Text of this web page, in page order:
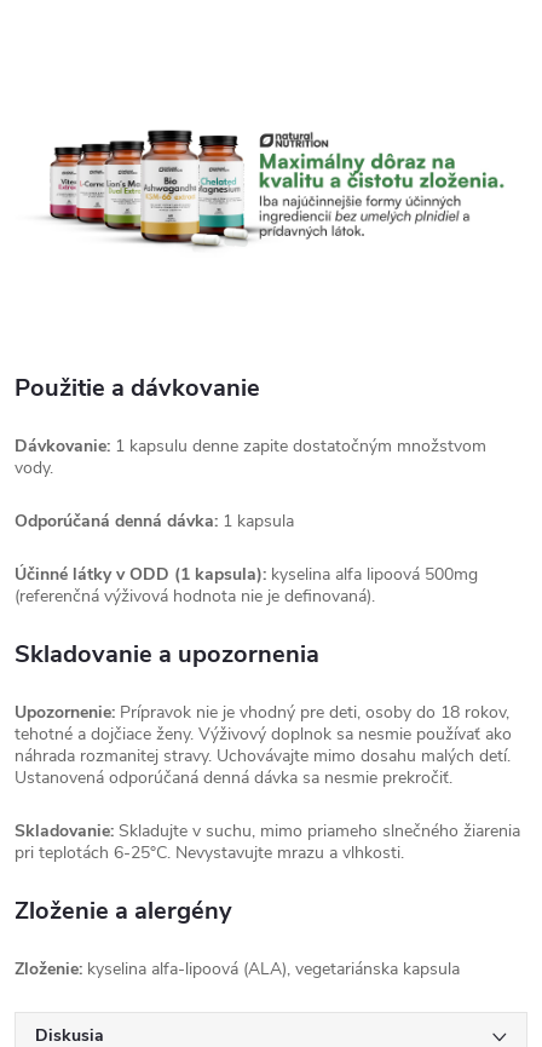
Použitie a dávkovanie
Dávkovanie: 1 kapsulu denne zapite dostatočným množstvom
vody.
Odporúčaná denná dávka: 1 kapsula
Účinné látky v ODD (1 kapsula): kyselina alfa lipoová 500mg
(referenčná výživová hodnota nie je definovaná).
Skladovanie a upozornenia
Upozornenie: Prípravok nie je vhodný pre deti, osoby do 18 rokov,
tehotné a dojčiace ženy. Výživový doplnok sa nesmie používať ako
náhrada rozmanitej stravy. Uchovávajte mimo dosahu malých detí.
Ustanovená odporúčaná denná dávka sa nesmie prekročiť.
Skladovanie: Skladujte v suchu, mimo priameho slnečného žiarenia
pri teplotách 6-25°C. Nevystavujte mrazu a vlhkosti.
Zloženie a alergény
Zloženie: kyselina alfa-lipoová (ALA), vegetariánska kapsula
Diskusia